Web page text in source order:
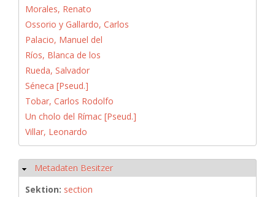
Morales, Renato
Ossorio y Gallardo, Carlos
Palacio, Manuel del
Ríos, Blanca de los
Rueda, Salvador
Séneca [Pseud.]
Tobar, Carlos Rodolfo
Un cholo del Rímac [Pseud.]
Villar, Leonardo
Ausblenden
Metadaten Besitzer
Sektion: section